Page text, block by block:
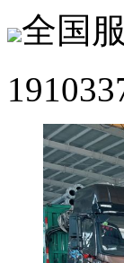
全国